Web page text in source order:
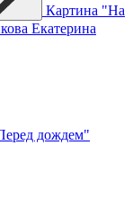
Картина "На
Екатерина
дождем"